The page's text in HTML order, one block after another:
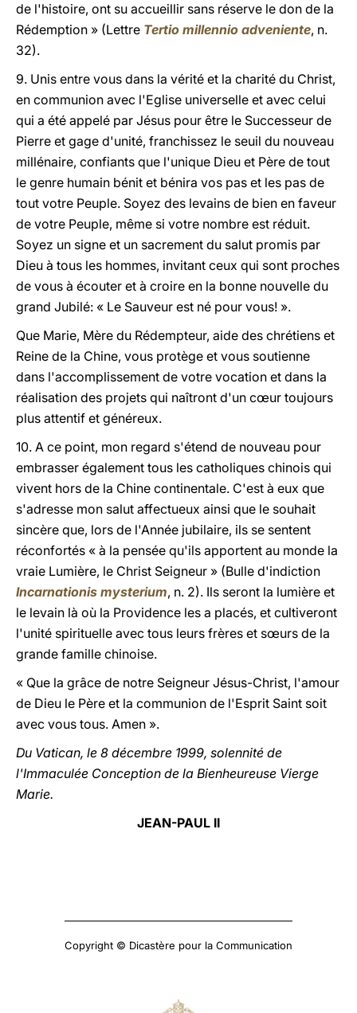
de l'histoire, ont su accueillir sans réserve le don de la
Rédemption » (Lettre Tertio millennio adveniente, n.
32).
9. Unis entre vous dans la vérité et la charité du Christ,
en communion avec l'Eglise universelle et avec celui
qui a été appelé par Jésus pour être le Successeur de
Pierre et gage d'unité, franchissez le seuil du nouveau
millénaire, confiants que l'unique Dieu et Père de tout
le genre humain bénit et bénira vos pas et les pas de
tout votre Peuple. Soyez des levains de bien en faveur
de votre Peuple, même si votre nombre est réduit.
Soyez un signe et un sacrement du salut promis par
Dieu à tous les hommes, invitant ceux qui sont proches
de vous à écouter et à croire en la bonne nouvelle du
grand Jubilé: « Le Sauveur est né pour vous! ».
Que Marie, Mère du Rédempteur, aide des chrétiens et
Reine de la Chine, vous protège et vous soutienne
dans l'accomplissement de votre vocation et dans la
réalisation des projets qui naîtront d'un cœur toujours
plus attentif et généreux.
10. A ce point, mon regard s'étend de nouveau pour
embrasser également tous les catholiques chinois qui
vivent hors de la Chine continentale. C'est à eux que
s'adresse mon salut affectueux ainsi que le souhait
sincère que, lors de l'Année jubilaire, ils se sentent
réconfortés « à la pensée qu'ils apportent au monde la
vraie Lumière, le Christ Seigneur » (Bulle d'indiction
Incarnationis mysterium, n. 2). Ils seront la lumière et
le levain là où la Providence les a placés, et cultiveront
l'unité spirituelle avec tous leurs frères et sœurs de la
grande famille chinoise.
« Que la grâce de notre Seigneur Jésus-Christ, l'amour
de Dieu le Père et la communion de l'Esprit Saint soit
avec vous tous. Amen ».
Du Vatican, le 8 décembre 1999, solennité de
l'Immaculée Conception de la Bienheureuse Vierge
Marie.
JEAN-PAUL II
Copyright © Dicastère pour la Communication